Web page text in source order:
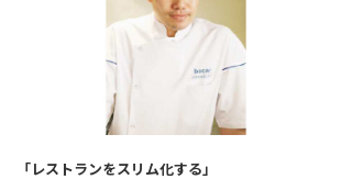
「レストランをスリム化する」